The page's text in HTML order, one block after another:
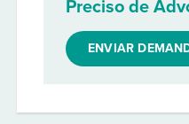
Preciso de
ENVIAR